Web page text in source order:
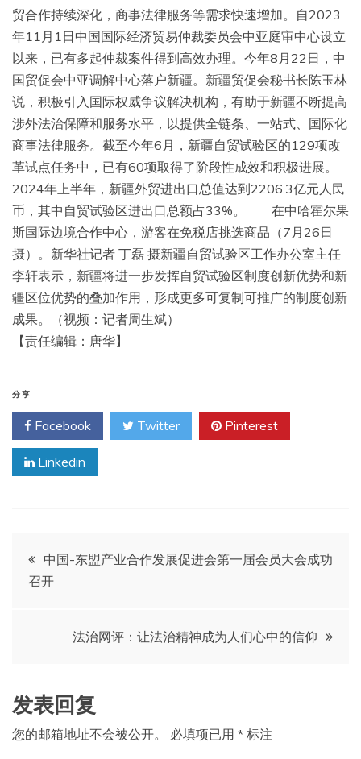
贸合作持续深化，商事法律服务等需求快速增加。自2023
年11月1日中国国际经济贸易仲裁委员会中亚庭审中心设立
以来，已有多起仲裁案件得到高效办理。今年8月22日，中
国贸促会中亚调解中心落户新疆。新疆贸促会秘书长陈玉林
说，积极引入国际权威争议解决机构，有助于新疆不断提高
涉外法治保障和服务水平，以提供全链条、一站式、国际化
商事法律服务。截至今年6月，新疆自贸试验区的129项改
革试点任务中，已有60项取得了阶段性成效和积极进展。
2024年上半年，新疆外贸进出口总值达到2206.3亿元人民
币，其中自贸试验区进出口总额占33%。 在中哈霍尔果
斯国际边境合作中心，游客在免税店挑选商品（7月26日
摄）。新华社记者 丁磊 摄新疆自贸试验区工作办公室主任
李轩表示，新疆将进一步发挥自贸试验区制度创新优势和新
疆区位优势的叠加作用，形成更多可复制可推广的制度创新
成果。（视频：记者周生斌）
【责任编辑：唐华】
分享
Facebook Twitter Pinterest
Linkedin
文
章
中国-东盟产业合作发展促进会第一届会员大会成功
召开
法治网评：让法治精神成为人们心中的信仰
发表回复
您的邮箱地址不会被公开。 必填项已用 * 标注